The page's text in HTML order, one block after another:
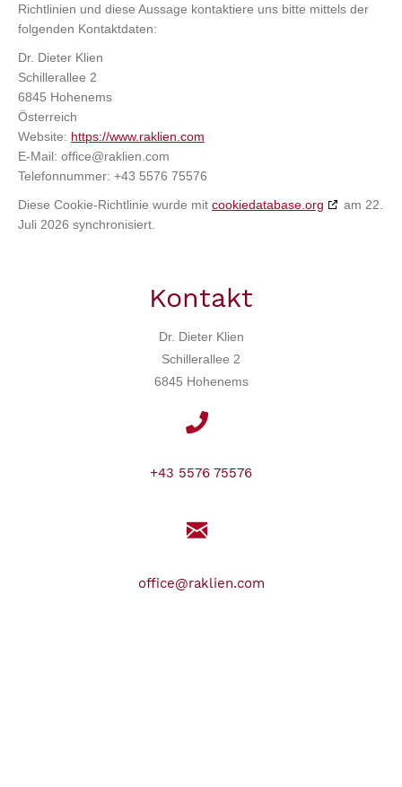
Richtlinien und diese Aussage kontaktiere uns bitte mittels der
folgenden Kontaktdaten:
Dr. Dieter Klien
Schillerallee 2
6845 Hohenems
Österreich
Website: https://www.raklien.com
E-Mail: office@raklien.com
Telefonnummer: +43 5576 75576
Diese Cookie-Richtlinie wurde mit cookiedatabase.org
am 22.
Juli 2026 synchronisiert.
Kontakt
Dr. Dieter Klien
Schillerallee 2
6845 Hohenems
+43 5576 75576
office@raklien.com